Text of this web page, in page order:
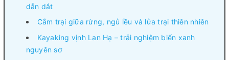
dẫn dắt
Cắm trại giữa rừng, ngủ lều và lửa trại thiên nhiên
Kayaking vịnh Lan Hạ – trải nghiệm biển xanh
nguyên sơ